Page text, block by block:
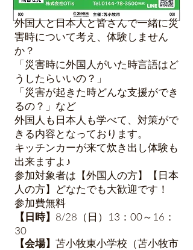
外国人と日本人と皆さんで一緒に災
害時について考え、体験しません
か？
「災害時に外国人がいた時言語はど
うしたらいいの？」
「災害が起きた時どんな支援ができ
るの？」など
外国人も日本人も学べて、対策がで
きる内容となっております。
キッチンカーが来て炊き出し体験も
出来ますよ♪
参加対象者は【外国人の方】【日本
人の方】どなたでも大歓迎です！
参加費無料
【日時】 8/28（日）13：00～16：
30
【会場】 苫小牧東小学校（苫小牧市